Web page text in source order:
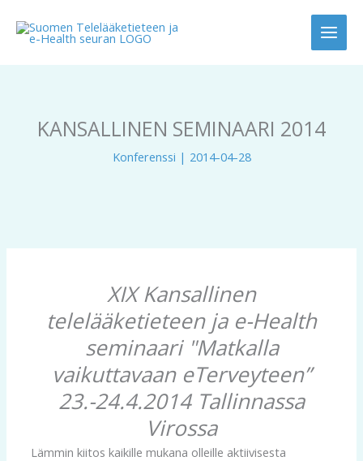
sisältöön
KANSALLINEN SEMINAARI 2014
Konferenssi | 2014-04-28
XIX Kansallinen
telelääketieteen ja e-Health
seminaari "Matkalla
vaikuttavaan eTerveyteen”
23.-24.4.2014 Tallinnassa
Virossa
Lämmin kiitos kaikille mukana olleille aktiivisesta